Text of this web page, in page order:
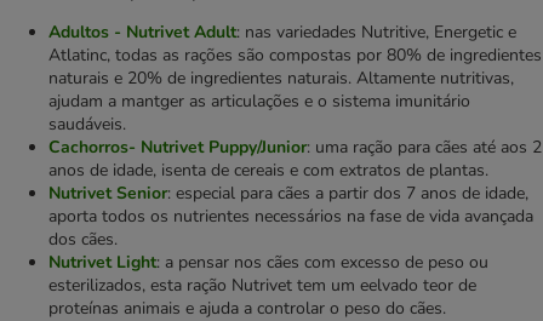
Adultos - Nutrivet Adult: nas variedades Nutritive, Energetic e
Atlatinc, todas as rações são compostas por 80% de ingredientes
naturais e 20% de ingredientes naturais. Altamente nutritivas,
ajudam a mantger as articulações e o sistema imunitário
saudáveis.
Cachorros- Nutrivet Puppy/Junior: uma ração para cães até aos 2
anos de idade, isenta de cereais e com extratos de plantas.
Nutrivet Senior: especial para cães a partir dos 7 anos de idade,
aporta todos os nutrientes necessários na fase de vida avançada
dos cães.
Nutrivet Light: a pensar nos cães com excesso de peso ou
esterilizados, esta ração Nutrivet tem um eelvado teor de
proteínas animais e ajuda a controlar o peso do cães.